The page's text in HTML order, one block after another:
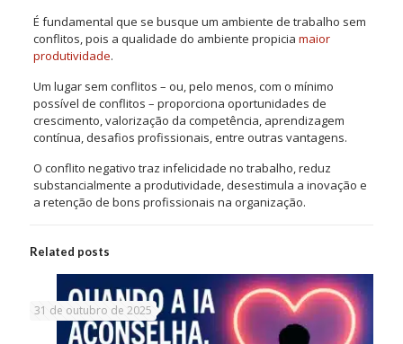
É fundamental que se busque um ambiente de trabalho sem
conflitos, pois a qualidade do ambiente propicia maior
produtividade.
Um lugar sem conflitos – ou, pelo menos, com o mínimo
possível de conflitos – proporciona oportunidades de
crescimento, valorização da competência, aprendizagem
contínua, desafios profissionais, entre outras vantagens.
O conflito negativo traz infelicidade no trabalho, reduz
substancialmente a produtividade, desestimula a inovação e
a retenção de bons profissionais na organização.
Related posts
31 de outubro de 2025